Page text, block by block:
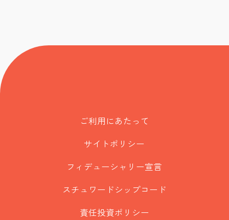
ご利用にあたって
サイトポリシー
フィデューシャリー宣言
スチュワードシップコード
責任投資ポリシー